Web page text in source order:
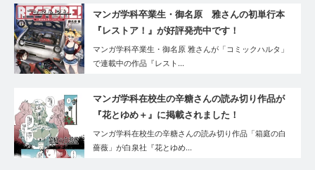
マンガ学科卒業生・御名原 雅さんの初単行本
『レストア！』が好評発売中です！
マンガ学科卒業生・御名原 雅さんが「コミックハルタ」
で連載中の作品『レスト…
マンガ学科在校生の辛糖さんの読み切り作品が
『花とゆめ＋』に掲載されました！
マンガ学科在校生の辛糖さんの読み切り作品「箱庭の白
薔薇」が白泉社『花とゆめ…